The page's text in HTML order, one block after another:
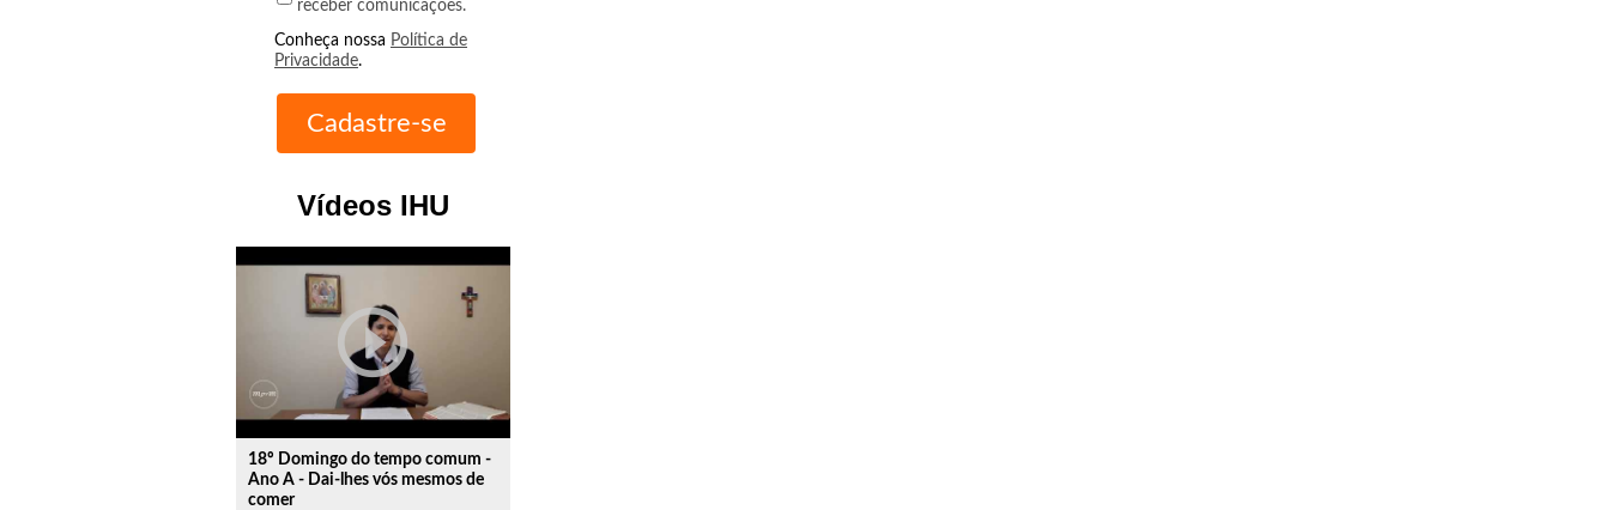
receber comunicações.
Conheça nossa Política de
Privacidade.
Vídeos IHU
play_circle_outline
18º Domingo do tempo comum -
Ano A - Dai-lhes vós mesmos de
comer